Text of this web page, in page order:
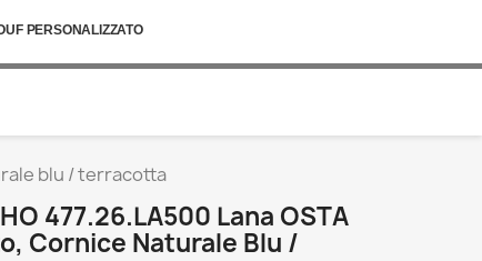
PERSONALIZZATO
blu / terracotta
477.26.LA500 Lana OSTA
Cornice Naturale Blu /